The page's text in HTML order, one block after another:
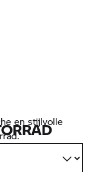
en stijlvolle